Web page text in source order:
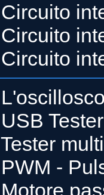
Circuito
Circuito
Circuito
USB Tester
Tester
PWM -
Motore